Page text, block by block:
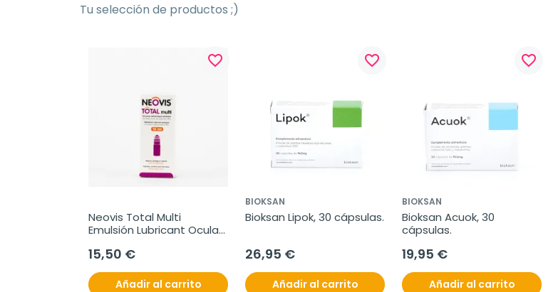
Tu selección de productos ;)
favorite_border
Neovis Total Multi
Emulsión Lubricant Ocular,
15,50 €
Añadir al carrito
favorite_border
BIOKSAN
Bioksan Lipok, 30 cápsulas.
26,95 €
Añadir al carrito
favorite_border
BIOKSAN
Bioksan Acuok, 30
cápsulas.
19,95 €
Añadir al carrito